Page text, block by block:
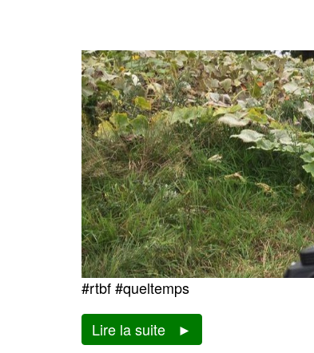
#rtbf #queltemps
Lire la suite